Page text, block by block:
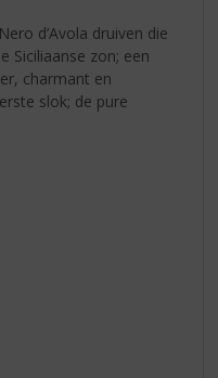
d’Avola druiven die
Siciliaanse zon; een
charmant en
slok; de pure